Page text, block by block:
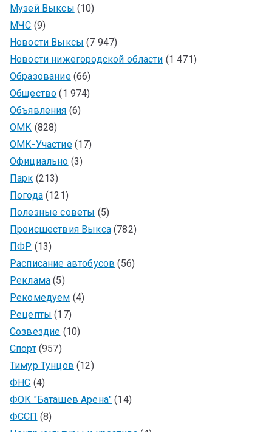
Музей Выксы (10)
МЧС (9)
Новости Выксы (7 947)
Новости нижегородской области (1 471)
Образование(66)
Общество (1 974)
Объявления (6)
ОМК (828)
ОМК-Участие(17)
Официально (3)
Парк (213)
Погода(121)
Полезные советы (5)
Происшествия Выкса(782)
ПФР (13)
Расписание автобусов (56)
Реклама (5)
Рекомедуем (4)
Рецепты (17)
Созвездие (10)
Спорт(957)
Тимур Тунцов (12)
ФНС (4)
ФОК "Баташев Арена" (14)
ФССП (8)